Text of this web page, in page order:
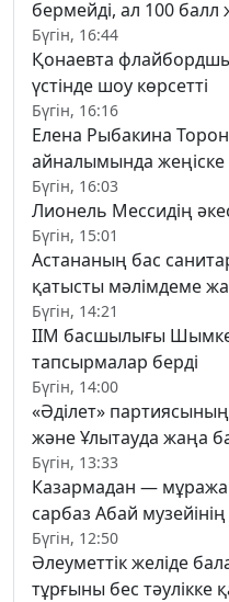
бермейді, ал 100 балл
Бүгін, 16:44
Қонаевта
үстінде шоу көрсетті
Бүгін, 16:16
Елена Рыбакина
айналымында жеңіске
Бүгін, 16:03
Лионель Мессидің
Бүгін, 15:01
Астананың бас
қатысты мәлімдеме
Бүгін, 14:21
ІІМ басшылығы
тапсырмалар берді
Бүгін, 14:00
«Әділет» партиясының
және Ұлытауда жаңа
Бүгін, 13:33
Казармадан —
сарбаз Абай
Бүгін, 12:50
Әлеуметтік желіде
тұрғыны бес тәулікке